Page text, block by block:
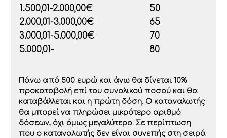
1.500,01-2.000,00€
50
2.000,01-3.000,00€
65
3.000,01-5.000,00€
70
5.000,01-
80
Πάνω από 500 ευρώ και άνω θα δίνεται 10%
προκαταβολή επί του συνολικού ποσού και θα
καταβάλλεται και η πρώτη δόση. Ο καταναλωτής
θα μπορεί να πληρώσει μικρότερο αριθμό
δόσεων, όχι όμως μεγαλύτερο. Σε περίπτωση
που ο καταναλωτής δεν είναι συνεπής στη σειρά